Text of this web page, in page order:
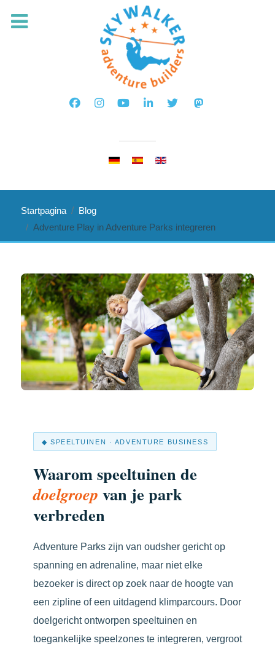
Startpagina
Blog
Adventure Play in Adventure Parks integreren
◆ SPEELTUINEN · ADVENTURE BUSINESS
Waarom speeltuinen de
doelgroep van je park
verbreden
Adventure Parks zijn van oudsher gericht op
spanning en adrenaline, maar niet elke
bezoeker is direct op zoek naar de hoogte van
een zipline of een uitdagend klimparcours. Door
doelgericht ontworpen speeltuinen en
toegankelijke speelzones te integreren, vergroot